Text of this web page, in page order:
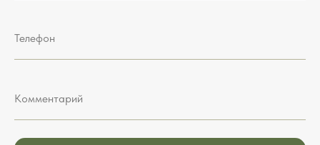
Телефон
Комментарий